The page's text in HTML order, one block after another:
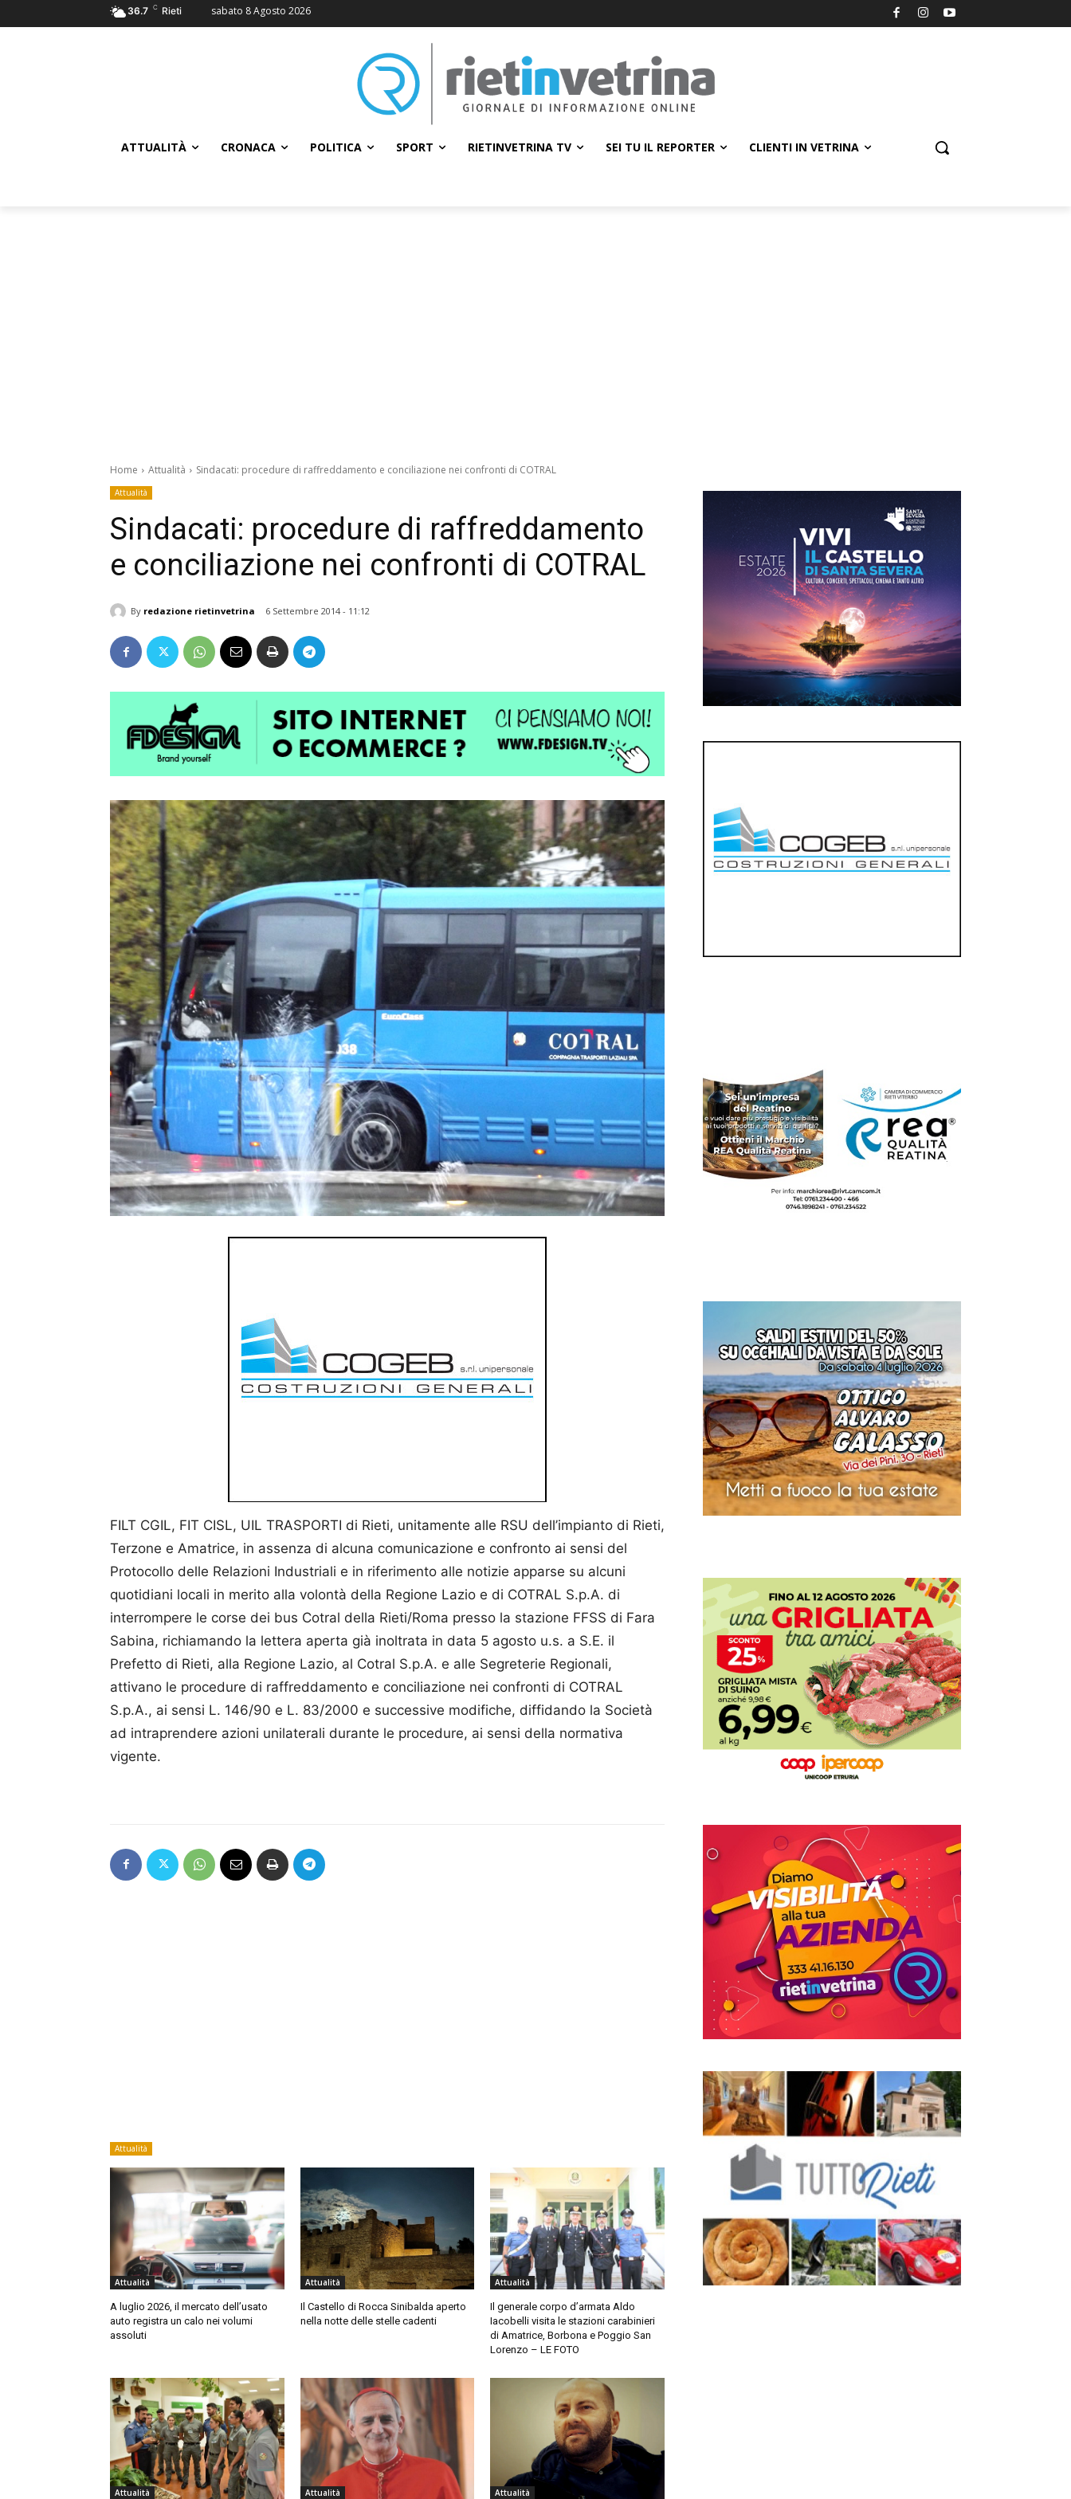
36.7 C Rieti sabato 8 Agosto 2026
ATTUALITÀ CRONACA POLITICA SPORT RIETINVETRINA TV SEI TU IL REPORTER CLIENTI IN VETRINA
Home Attualità Sindacati: procedure di raffreddamento e conciliazione nei confronti di COTRAL
Attualità
Sindacati: procedure di raffreddamento
e conciliazione nei confronti di COTRAL
By redazione rietinvetrina 6 Settembre 2014 - 11:12
FILT CGIL, FIT CISL, UIL TRASPORTI di Rieti, unitamente alle RSU dell’impianto di Rieti,
Terzone e Amatrice, in assenza di alcuna comunicazione e confronto ai sensi del
Protocollo delle Relazioni Industriali e in riferimento alle notizie apparse su alcuni
quotidiani locali in merito alla volontà della Regione Lazio e di COTRAL S.p.A. di
interrompere le corse dei bus Cotral della Rieti/Roma presso la stazione FFSS di Fara
Sabina, richiamando la lettera aperta già inoltrata in data 5 agosto u.s. a S.E. il
Prefetto di Rieti, alla Regione Lazio, al Cotral S.p.A. e alle Segreterie Regionali,
attivano le procedure di raffreddamento e conciliazione nei confronti di COTRAL
S.p.A., ai sensi L. 146/90 e L. 83/2000 e successive modifiche, diffidando la Società
ad intraprendere azioni unilaterali durante le procedure, ai sensi della normativa
vigente.
Attualità
Attualità
A luglio 2026, il mercato dell’usato
auto registra un calo nei volumi
assoluti
Attualità
Il Castello di Rocca Sinibalda aperto
nella notte delle stelle cadenti
Attualità
Il generale corpo d’armata Aldo
Iacobelli visita le stazioni carabinieri
di Amatrice, Borbona e Poggio San
Lorenzo – LE FOTO
Attualità Attualità Attualità